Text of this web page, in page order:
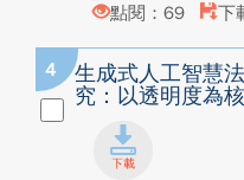
點閱：69
下
4
生成式人工智慧
究：以透明度為